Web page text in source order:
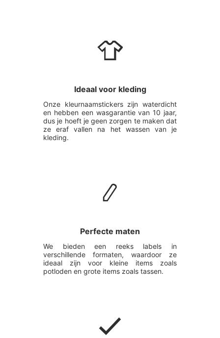
Ideaal voor kleding
Onze kleurnaamstickers zijn waterdicht
en hebben een wasgarantie van 10 jaar,
dus je hoeft je geen zorgen te maken dat
ze eraf vallen na het wassen van je
kleding.
Perfecte maten
We bieden een reeks labels in
verschillende formaten, waardoor ze
ideaal zijn voor kleine items zoals
potloden en grote items zoals tassen.